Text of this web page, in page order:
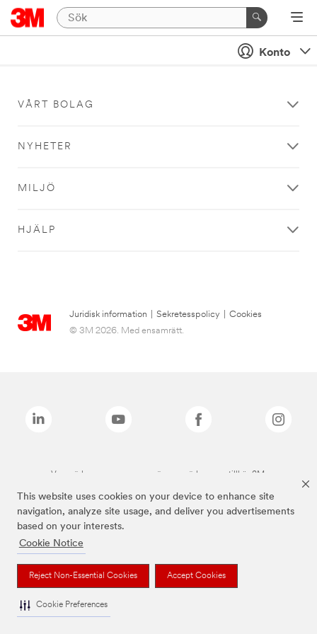
This website uses cookies on your device to enhance site
navigation, analyze site usage, and deliver you advertisements
based on your interests.
Cookie Notice
Reject Non-Essential Cookies Accept Cookies
Cookie Preferences
Konto
VÅRT BOLAG
NYHETER
MILJÖ
HJÄLP
Juridisk information Sekretesspolicy
Cookies
© 3M 2026. Med ensamrätt.
Varumärken som anges ovan är varumärken som tillhör 3M.